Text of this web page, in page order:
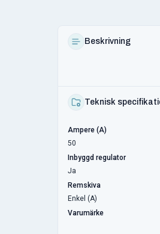
Beskrivning
Teknisk
Ampere (A)
50
Inbyggd regulator
Ja
Remskiva
Enkel (A)
Varumärke